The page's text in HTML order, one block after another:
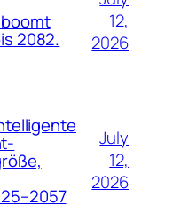
2082.
12,
2026
July
12,
2026